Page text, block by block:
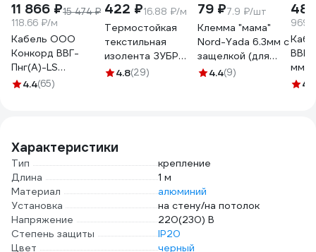
11 866 ₽15 474 ₽
118.66 ₽/м
Кабель ООО
Конкорд ВВГ-
Пнг(А)-LS
3x2,5ок(N, PE) -
4.4(65)
422 ₽16.88 ₽/м
Термостойкая
текстильная
изолента ЗУБР
Авто-Жгут 19 мм х
4.8(29)
79 ₽7.9 ₽/шт
Клемма "мама"
Nord-Yada 6.3мм с
защелкой (для
разъемов) 1.5-
4.4(9)
48
мм
4.7
Характеристики
Тип
крепление
Длина
1 м
Материал
алюминий
Установка
на стену/на потолок
Напряжение
220(230) В
Степень защиты
IP20
Цвет
черный